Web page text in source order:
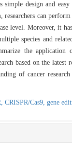
simple design and
researchers can
level. Moreover, it
species and
the application
based on the latest
of cancer
CRISPR/Cas9, gene